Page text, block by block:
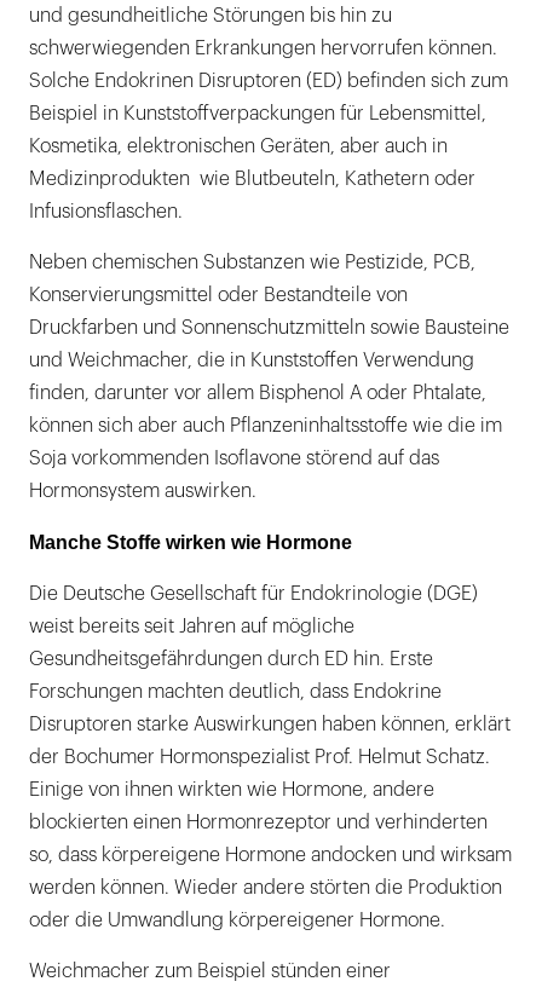
und gesundheitliche Störungen bis hin zu
schwerwiegenden Erkrankungen hervorrufen können.
Solche Endokrinen Disruptoren (ED) befinden sich zum
Beispiel in Kunststoffverpackungen für Lebensmittel,
Kosmetika, elektronischen Geräten, aber auch in
Medizinprodukten wie Blutbeuteln, Kathetern oder
Infusionsflaschen.
Neben chemischen Substanzen wie Pestizide, PCB,
Konservierungsmittel oder Bestandteile von
Druckfarben und Sonnenschutzmitteln sowie Bausteine
und Weichmacher, die in Kunststoffen Verwendung
finden, darunter vor allem Bisphenol A oder Phtalate,
können sich aber auch Pflanzeninhaltsstoffe wie die im
Soja vorkommenden Isoflavone störend auf das
Hormonsystem auswirken.
Manche Stoffe wirken wie Hormone
Die Deutsche Gesellschaft für Endokrinologie (DGE)
weist bereits seit Jahren auf mögliche
Gesundheitsgefährdungen durch ED hin. Erste
Forschungen machten deutlich, dass Endokrine
Disruptoren starke Auswirkungen haben können, erklärt
der Bochumer Hormonspezialist Prof. Helmut Schatz.
Einige von ihnen wirkten wie Hormone, andere
blockierten einen Hormonrezeptor und verhinderten
so, dass körpereigene Hormone andocken und wirksam
werden können. Wieder andere störten die Produktion
oder die Umwandlung körpereigener Hormone.
Weichmacher zum Beispiel stünden einer